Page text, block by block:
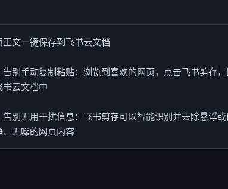
文一键保存到飞书云文档
别手动复制粘贴：浏览到喜欢的网页，点击飞书剪存，
书云文档中
别无用干扰信息：飞书剪存可以智能识别并去除悬浮
无噪的网页内容